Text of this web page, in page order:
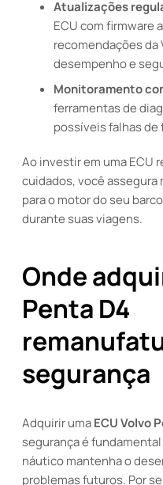
Atualizações
ECU com firmware
recomendações da
desempenho e
Monitoramento
ferramentas de
possíveis falhas de
Ao investir em uma ECU
cuidados, você
para o motor do seu
durante suas viagens.
Onde
Penta D4
segurança
Adquirir umaECU Volvo
segurança é
náutico mantenha o
problemas futuros. Por